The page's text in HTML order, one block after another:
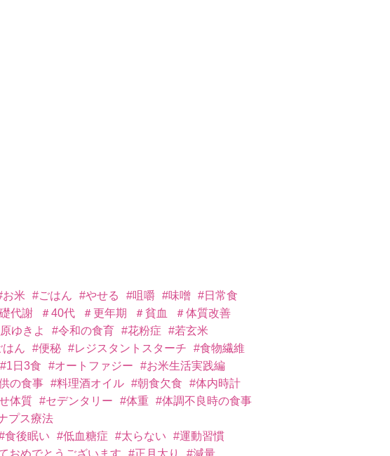
お米 #ごはん #やせる #咀嚼 #味噌
#日常食
代謝 ＃40代 ＃更年期 ＃貧血
＃体質改善
ゆきよ #令和の食育 #花粉症
#若玄米
はん #便秘 #レジスタントスターチ
#食物繊維
#1日3食 #オートファジー
#お米生活実践編
の食事 #料理酒オイル #朝食欠食
#体内時計
体質 #セデンタリー #体重
#体調不良時の食事
プス療法
食後眠い #低血糖症 #太らない
#運動習慣
おめでとうございます #正月太り
#減量